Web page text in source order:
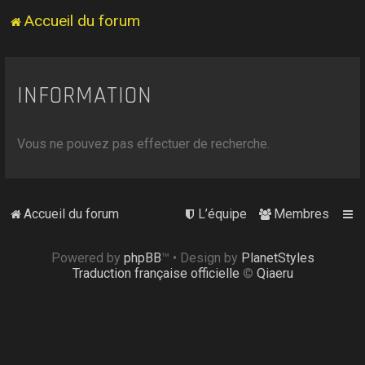
Accueil du forum
INFORMATION
Vous ne pouvez pas effectuer de recherche.
Accueil du forum Membres
L’équipe
Powered by phpBB™ • Design by PlanetStyles
Traduction française officielle © Qiaeru